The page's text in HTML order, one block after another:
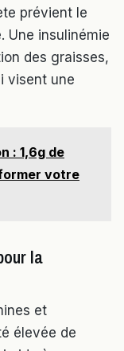
prévient le
Une insulinémie
des graisses,
visent une
: 1,6g de
votre
la
et
élevée de